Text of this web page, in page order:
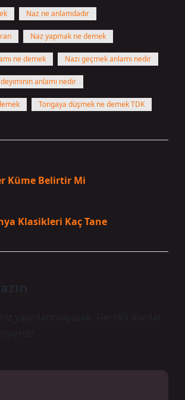
Naz ne anlamdadır
Naz yapmak ne demek
ne demek Nazı geçmek anlamı nedir
anlamı nedir
Tongaya düşmek ne demek TDK
Küme Belirtir Mi
Klasikleri Kaç Tane
yayınlanmayacak.
Gerekli alanlar